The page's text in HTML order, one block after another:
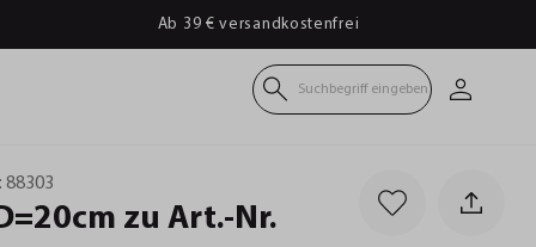
Ab 39 € versandkostenfrei
Suchbegriff eingeben
88303
zu Art.-Nr.